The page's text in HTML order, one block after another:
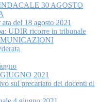
30 AGOSTO
del 18 agosto 2021
UDIR ricorre in tribunale
2021
sul precariato dei docenti di